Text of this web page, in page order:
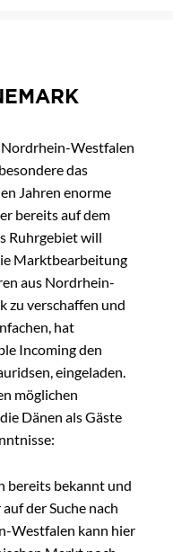
Westfalen
das
Jahren enorme
bereits auf dem
Ruhrgebiet will
Marktbearbeitung
aus Nordrhein-
zu verschaffen und
hat
Incoming den
eingeladen.
möglichen
Dänen als Gäste
bereits bekannt und
der Suche nach
Westfalen kann hier